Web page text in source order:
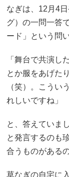
なぎは、12月4
グ）の一問一答
ード」という問い
「舞台で共演し
とか服をあげた
（笑）。こうい
れしいですね」
と、答えていま
と発言するのも
合うものがある
草なぎの自宅に